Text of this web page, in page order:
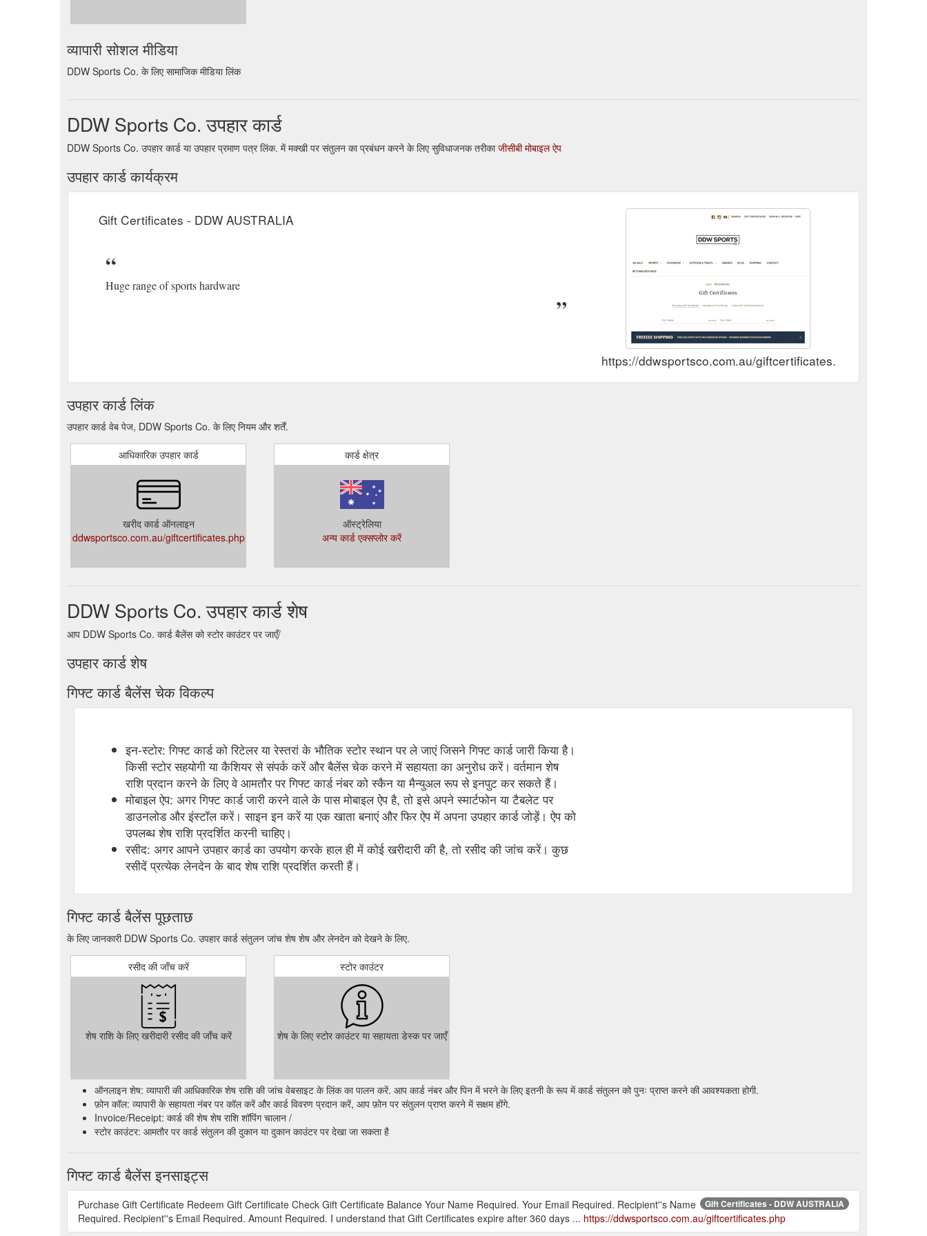
व्यापारी सोशल मीडिया
DDW Sports Co. के लिए सामाजिक मीडिया लिंक
DDW Sports Co. उपहार कार्ड
DDW Sports Co. उपहार कार्ड या उपहार प्रमाण पत्र लिंक. में मक्खी पर संतुलन का प्रबंधन करने के लिए सुविधाजनक तरीकाजीसीबी मोबाइल ऐप
उपहार कार्ड कार्यक्रम
Gift Certificates - DDW AUSTRALIA
Huge range of sports hardware
https://ddwsportsco.com.au/giftcertificates.php
उपहार कार्ड लिंक
उपहार कार्ड वेब पेज, DDW Sports Co. के लिए नियम और शर्तें.
आधिकारिक उपहार कार्ड
खरीद कार्ड ऑनलाइन
ddwsportsco.com.au/giftcertificates.php
कार्ड क्षेत्र
ऑस्ट्रेलिया
अन्य कार्ड एक्सप्लोर करें
DDW Sports Co. उपहार कार्ड शेष
आप DDW Sports Co. कार्ड बैलेंस को स्टोर काउंटर पर जाएँ/
उपहार कार्ड शेष
गिफ्ट कार्ड बैलेंस चेक विकल्प
इन-स्टोर: गिफ्ट कार्ड को रिटेलर या रेस्तरां के भौतिक स्टोर स्थान पर ले जाएं जिसने गिफ्ट कार्ड जारी किया है।
किसी स्टोर सहयोगी या कैशियर से संपर्क करें और बैलेंस चेक करने में सहायता का अनुरोध करें। वर्तमान शेष
राशि प्रदान करने के लिए वे आमतौर पर गिफ्ट कार्ड नंबर को स्कैन या मैन्युअल रूप से इनपुट कर सकते हैं।
मोबाइल ऐप: अगर गिफ्ट कार्ड जारी करने वाले के पास मोबाइल ऐप है, तो इसे अपने स्मार्टफोन या टैबलेट पर
डाउनलोड और इंस्टॉल करें। साइन इन करें या एक खाता बनाएं और फिर ऐप में अपना उपहार कार्ड जोड़ें। ऐप को
उपलब्ध शेष राशि प्रदर्शित करनी चाहिए।
रसीद: अगर आपने उपहार कार्ड का उपयोग करके हाल ही में कोई खरीदारी की है, तो रसीद की जांच करें। कुछ
रसीदें प्रत्येक लेनदेन के बाद शेष राशि प्रदर्शित करती हैं।
गिफ्ट कार्ड बैलेंस पूछताछ
के लिए जानकारी DDW Sports Co. उपहार कार्ड संतुलन जांच शेष शेष और लेनदेन को देखने के लिए.
रसीद की जाँच करें
शेष राशि के लिए खरीदारी रसीद की जाँच करें
स्टोर काउंटर
शेष के लिए स्टोर काउंटर या सहायता डेस्क पर जाएँ
ऑनलाइन शेष: व्यापारी की आधिकारिक शेष राशि की जांच वेबसाइट के लिंक का पालन करें. आप कार्ड नंबर और पिन में भरने के लिए इतनी के रूप में कार्ड संतुलन को पुनः प्राप्त करने की आवश्यकता होगी.
फ़ोन कॉल: व्यापारी के सहायता नंबर पर कॉल करें और कार्ड विवरण प्रदान करें, आप फ़ोन पर संतुलन प्राप्त करने में सक्षम होंगे.
Invoice/Receipt: कार्ड की शेष शेष राशि शॉपिंग चालान /
स्टोर काउंटर: आमतौर पर कार्ड संतुलन की दुकान या दुकान काउंटर पर देखा जा सकता है
गिफ्ट कार्ड बैलेंस इनसाइट्स
Gift Certificates - DDW AUSTRALIA
Purchase Gift Certificate Redeem Gift Certificate Check Gift Certificate Balance Your Name Required. Your Email Required. Recipient''s Name
Required. Recipient''s Email Required. Amount Required. I understand that Gift Certificates expire after 360 days ... https://ddwsportsco.com.au/giftcertificates.php